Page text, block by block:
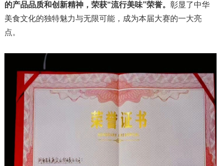
的产品品质和创新精神，荣获“流行美味”荣誉。 彰显了中华
美食文化的独特魅力与无限可能，成为本届大赛的一大亮
点。